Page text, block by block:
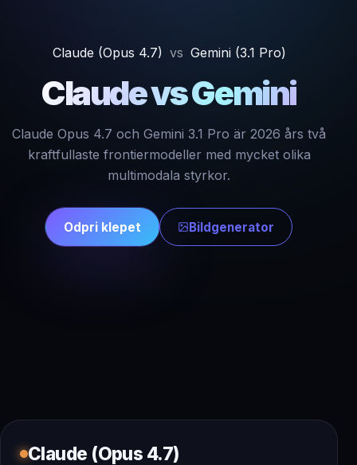
Claude (Opus 4.7) vs Gemini (3.1 Pro)
Claude vs Gemini
Claude Opus 4.7 och Gemini 3.1 Pro är 2026 års två
kraftfullaste frontiermodeller med mycket olika
multimodala styrkor.
Odpri klepet Bildgenerator
Claude (Opus 4.7)